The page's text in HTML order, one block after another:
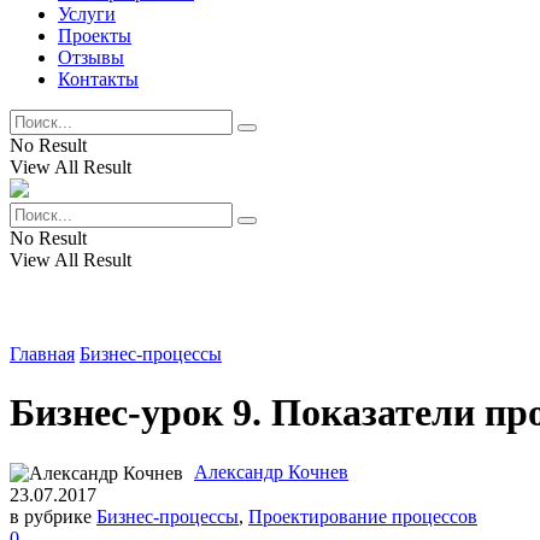
Услуги
Проекты
Отзывы
Контакты
No Result
View All Result
No Result
View All Result
Главная Бизнес-процессы
Бизнес-урок 9. Показатели
Александр Кочнев
23.07.2017
в рубрике Бизнес-процессы, Проектирование процессов